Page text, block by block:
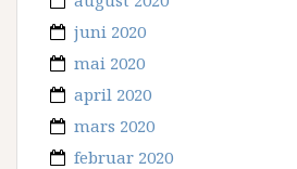
juni 2020
mai 2020
april 2020
mars 2020
februar 2020